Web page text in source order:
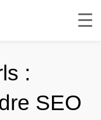
:
SEO